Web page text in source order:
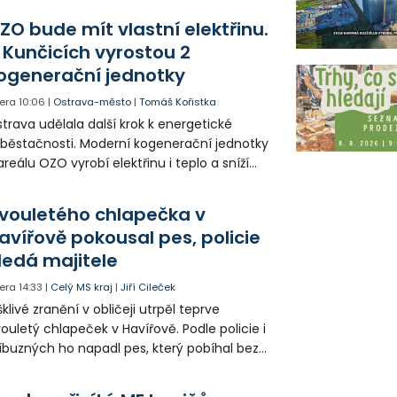
případné svědky.
bude mít vlastní elektřinu.
Kunčicích vyrostou 2
jednotky
10:06 | Ostrava-město |Tomáš Kořistka
udělala další krok k energetické
Moderní kogenerační jednotky
OZO vyrobí elektřinu i teplo a sníží
chlapečka v
pokousal pes, policie
majitele
14:33 | Celý MS kraj |Jiří Cileček
zranění v obličeji utrpěl teprve
chlapeček v Havířově. Podle policie i
ho napadl pes, který pobíhal bez
Případem už se zabývá policie, která